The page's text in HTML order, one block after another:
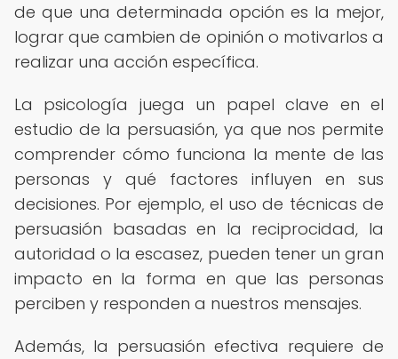
de que una determinada opción es la mejor,
lograr que cambien de opinión o motivarlos a
realizar una acción específica.
La psicología juega un papel clave en el
estudio de la persuasión, ya que nos permite
comprender cómo funciona la mente de las
personas y qué factores influyen en sus
decisiones. Por ejemplo, el uso de técnicas de
persuasión basadas en la reciprocidad, la
autoridad o la escasez, pueden tener un gran
impacto en la forma en que las personas
perciben y responden a nuestros mensajes.
Además, la persuasión efectiva requiere de